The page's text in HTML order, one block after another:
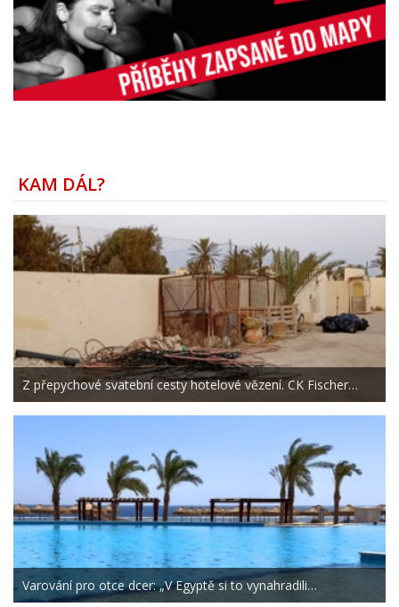
KAM DÁL?
Z přepychové svatební cesty hotelové vězení. CK Fischer…
Varování pro otce dcer: „V Egyptě si to vynahradili…